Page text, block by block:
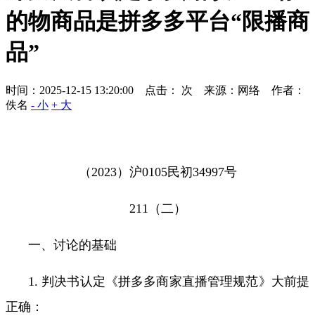
的物商品是拼多多平台“限播商
品”
时间：2025-12-15 13:20:00 点击： 次 来源：网络 作者：
佚名 - 小 + 大
（ 2023）沪0105民初34997号
211 （二）
一、讨论的基础
1. 判决书认定《拼多多商家直播管理规范》大前提
正确：